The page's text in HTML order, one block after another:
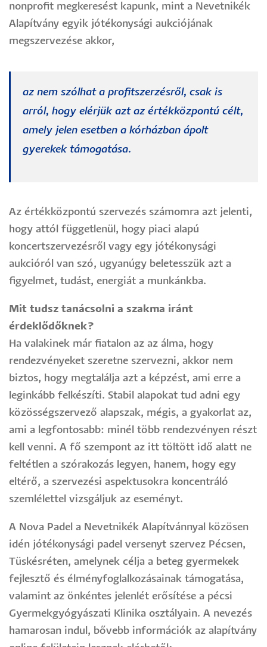
nonprofit megkeresést kapunk, mint a Nevetnikék
Alapítvány egyik jótékonysági aukciójának
megszervezése akkor,
az nem szólhat a profitszerzésről, csak is
arról, hogy elérjük azt az értékközpontú célt,
amely jelen esetben a kórházban ápolt
gyerekek támogatása.
Az értékközpontú szervezés számomra azt jelenti,
hogy attól függetlenül, hogy piaci alapú
koncertszervezésről vagy egy jótékonysági
aukcióról van szó, ugyanúgy beletesszük azt a
figyelmet, tudást, energiát a munkánkba.
Mit tudsz tanácsolni a szakma iránt
érdeklődőknek?
Ha valakinek már fiatalon az az álma, hogy
rendezvényeket szeretne szervezni, akkor nem
biztos, hogy megtalálja azt a képzést, ami erre a
leginkább felkészíti. Stabil alapokat tud adni egy
közösségszervező alapszak, mégis, a gyakorlat az,
ami a legfontosabb: minél több rendezvényen részt
kell venni. A fő szempont az itt töltött idő alatt ne
feltétlen a szórakozás legyen, hanem, hogy egy
eltérő, a szervezési aspektusokra koncentráló
szemlélettel vizsgáljuk az eseményt.
A Nova Padel a Nevetnikék Alapítvánnyal közösen
idén jótékonysági padel versenyt szervez Pécsen,
Tüskésréten, amelynek célja a beteg gyermekek
fejlesztő és élményfoglalkozásainak támogatása,
valamint az önkéntes jelenlét erősítése a pécsi
Gyermekgyógyászati Klinika osztályain. A nevezés
hamarosan indul, bővebb információk az alapítvány